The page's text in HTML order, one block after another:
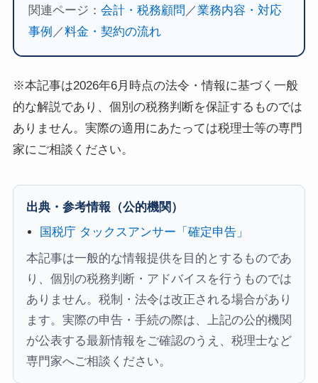
関連ページ： 会計・税務顧問 ／業務内容・対応
事例 ／料金・契約の流れ
※本記事は2026年6月時点の法令・情報に基づく一般
的な解説であり、個別の税務判断を保証するものでは
ありません。実際の適用にあたっては税理士等の専門
家にご相談ください。
出典・参考情報（公的機関）
国税庁 タックスアンサー「確定申告」
本記事は一般的な情報提供を目的とするものであ
り、個別の税務判断・アドバイスを行うものでは
ありません。税制・法令は改正される場合があり
ます。実際の申告・手続の際は、上記の公的機関
が公表する最新情報をご確認のうえ、税理士など
専門家へご相談ください。